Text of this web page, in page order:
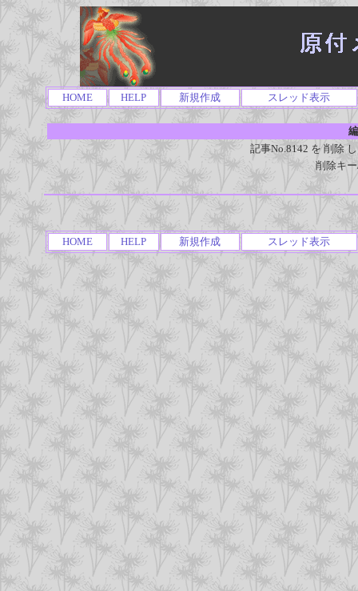
HOME HELP 新規作成 スレッド表示
記事No.8142 を 削除
削除キ
HOME HELP 新規作成 スレッド表示